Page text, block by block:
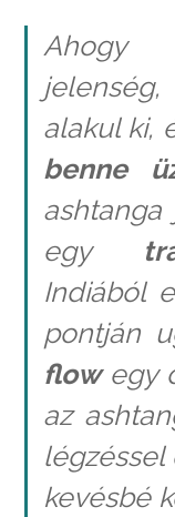
Ahogy
alakul ki,
benne
egy
Indiából
pontján
flowegy
az
légzéssel
kevésbé